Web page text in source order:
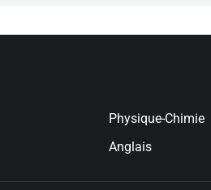
Physique-Chimie
Anglais